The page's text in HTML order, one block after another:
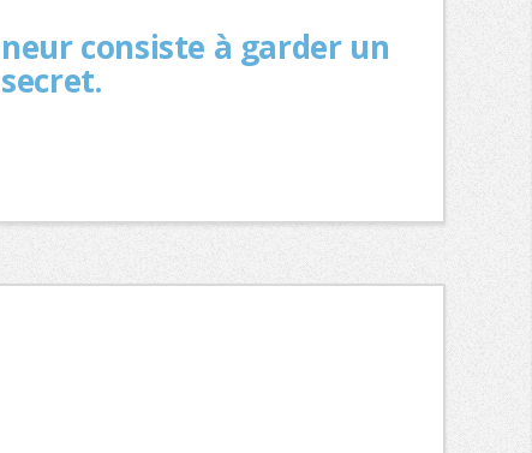
consiste à garder un